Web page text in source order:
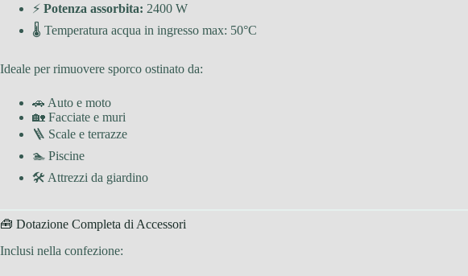
⚡ Potenza assorbita: 2400 W
🌡 Temperatura acqua in ingresso max: 50°C
Ideale per rimuovere sporco ostinato da:
🚗 Auto e moto
🏡 Facciate e muri
🪜 Scale e terrazze
🏊 Piscine
🛠 Attrezzi da giardino
🧰 Dotazione Completa di Accessori
Inclusi nella confezione: